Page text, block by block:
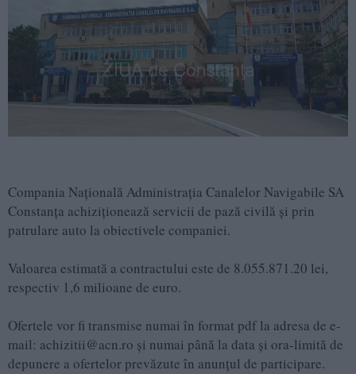
Compania Națională Administrația Canalelor Navigabile SA
Constanța achiziționează servicii de pază civilă și prin
patrulare auto la obiectivele companiei.
Valoarea estimată a contractului este de 8.055.871.20 lei,
respectiv 1,6 milioane de euro.
Ofertele vor fi transmise numai în format pdf la adresa de e-
mail: achizitii@acn.ro şi numai până la data şi ora-limită de
depunere a ofertelor prevăzute în anunţul de participare.